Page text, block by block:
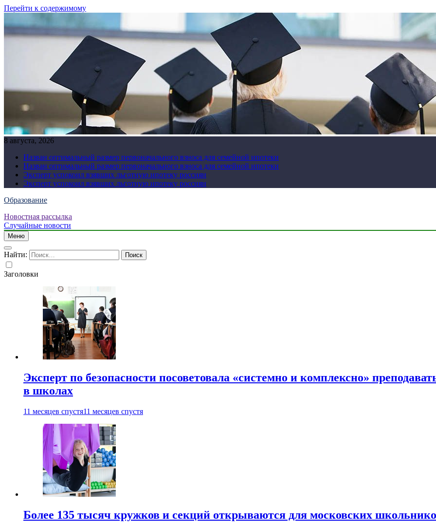
Перейти к содержимому
8 августа, 2026
Назван оптимальный размер первоначального взноса для семейной ипотеки
Назван оптимальный размер первоначального взноса для семейной ипотеки
Эксперт успокоил взявших льготную ипотеку россиян
Эксперт успокоил взявших льготную ипотеку россиян
Образование
Новостная рассылка
Случайные новости
Меню
Найти:
Заголовки
Эксперт по безопасности посоветовала «системно и комплексно»
в школах
11 месяцев спустя11 месяцев спустя
Более 135 тысяч кружков и секций открываются для московских